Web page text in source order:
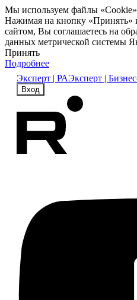
Мы используем файлы «Cookie»
Нажимая на кнопку «Принять»
сайтом, Вы соглашаетесь на
данных метрической системы
Принять
Подробнее
Эксперт | РАЭксперт |
Вход